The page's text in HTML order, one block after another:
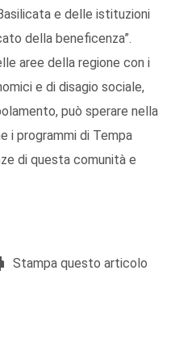
e delle istituzioni
della beneficenza”.
aree della regione con i
e di disagio sociale,
può sperare nella
i programmi di Tempa
di questa comunità e
Stampa questo articolo